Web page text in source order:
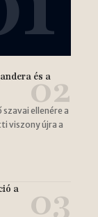
és a
ellenére a
viszony újra a
a